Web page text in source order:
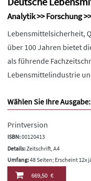
Analytik >> Forschung
Lebensmittelsicherheit,
über 100 Jahren bietet
als führende
Lebensmittelindustrie
Wählen Sie Ihre Ausgabe:
Printversion
ISBN:00120413
Details:Zeitschrift, A4
Umfang:48 Seiten; Erscheint 12x
669,50 €